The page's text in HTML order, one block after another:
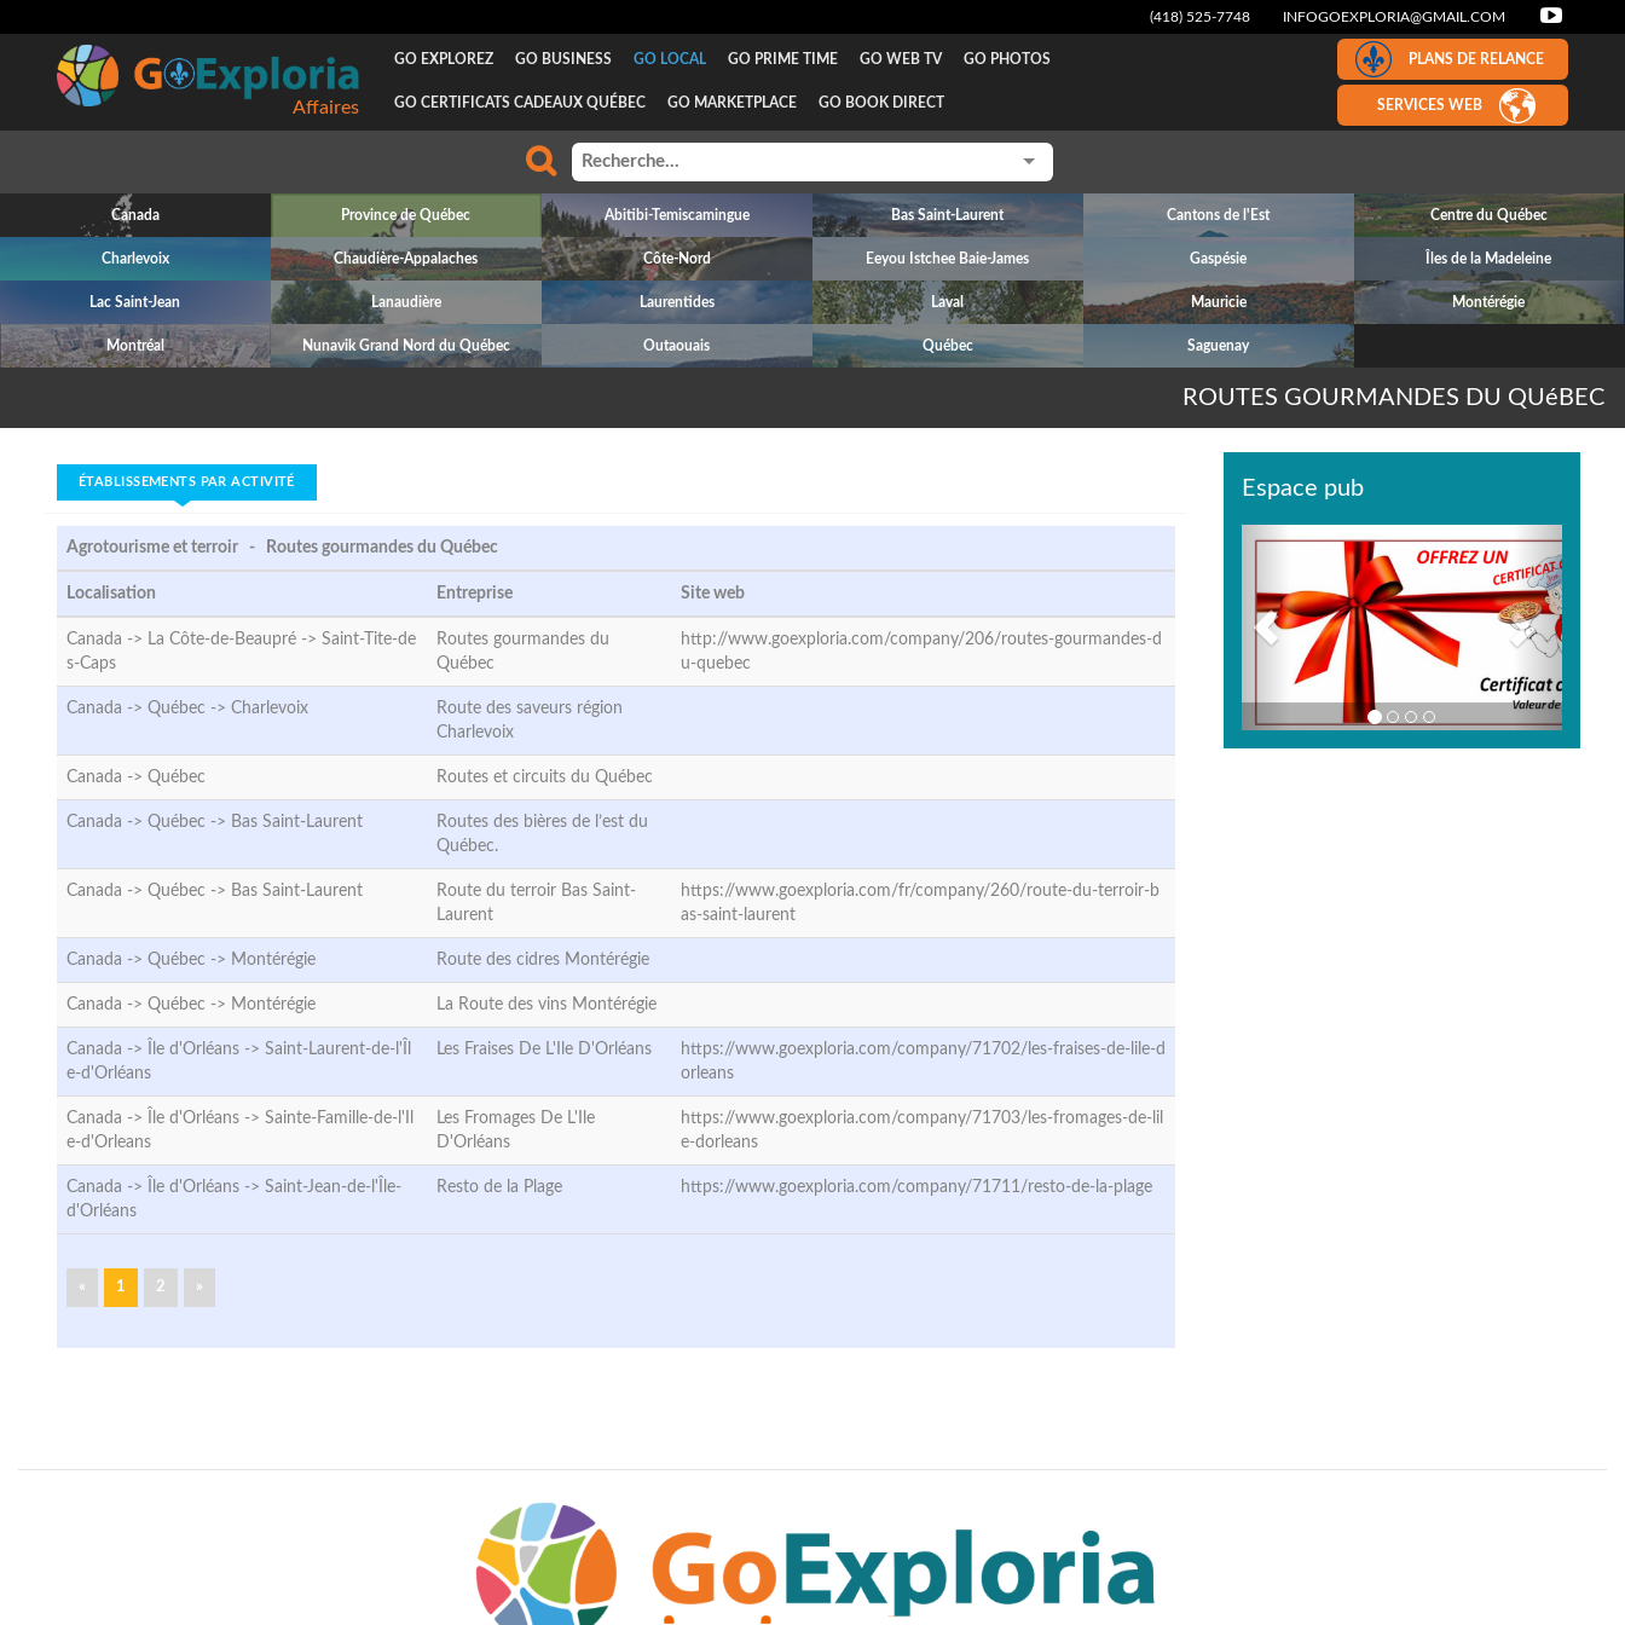
(418) 525-7748 INFOGOEXPLORIA@GMAIL.COM
Affaires
GO EXPLOREZ GO BUSINESS GO LOCAL GO PRIME TIME GO WEB TV GO PHOTOS
GO CERTIFICATS CADEAUX QUÉBEC GO MARKETPLACE GO BOOK DIRECT
PLANS DE RELANCE
SERVICES WEB
Canada Province de Québec Abitibi-Temiscamingue Bas Saint-Laurent Cantons de l'Est Centre du Québec
Charlevoix Chaudière-Appalaches Côte-Nord Eeyou Istchee Baie-James Gaspésie Îles de la Madeleine
Lac Saint-Jean Lanaudière Laurentides Laval Mauricie Montérégie
Montréal Nunavik Grand Nord du Québec Outaouais Québec Saguenay
ROUTES GOURMANDES DU QUéBEC
ÉTABLISSEMENTS PAR ACTIVITÉ
Agrotourisme et terroir - Routes gourmandes du Québec
Localisation Entreprise Site web
Canada -> La Côte-de-Beaupré -> Saint-Tite-de
s-Caps
Routes gourmandes du
Québec
http://www.goexploria.com/company/206/routes-gourmandes-d
u-quebec
Canada -> Québec -> Charlevoix
Route des saveurs région
Charlevoix
Canada -> Québec Routes et circuits du Québec
Canada -> Québec -> Bas Saint-Laurent
Routes des bières de l’est du
Québec.
Canada -> Québec -> Bas Saint-Laurent
Route du terroir Bas Saint-
Laurent
https://www.goexploria.com/fr/company/260/route-du-terroir-b
as-saint-laurent
Canada -> Québec -> Montérégie Route des cidres Montérégie
Canada -> Québec -> Montérégie La Route des vins Montérégie
Canada -> Île d'Orléans -> Saint-Laurent-de-l'Îl
e-d'Orléans
Les Fraises De L'Ile D'Orléans
https://www.goexploria.com/company/71702/les-fraises-de-lile-d
orleans
Canada -> Île d'Orléans -> Sainte-Famille-de-l'Il
e-d'Orleans
Les Fromages De L'Ile
D'Orléans
https://www.goexploria.com/company/71703/les-fromages-de-lil
e-dorleans
Canada -> Île d'Orléans -> Saint-Jean-de-l'Île-
d'Orléans
Resto de la Plage https://www.goexploria.com/company/71711/resto-de-la-plage
« 1 2 »
Espace pub
Previous
Next